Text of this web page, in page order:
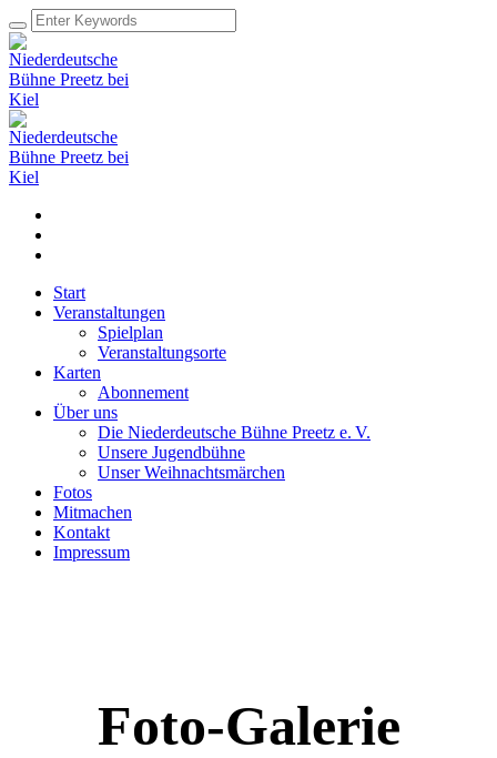
Start
Veranstaltungen
Spielplan
Veranstaltungsorte
Karten
Abonnement
Über uns
Die Niederdeutsche Bühne Preetz e. V.
Unsere Jugendbühne
Unser Weihnachtsmärchen
Fotos
Mitmachen
Kontakt
Impressum
Foto-Galerie